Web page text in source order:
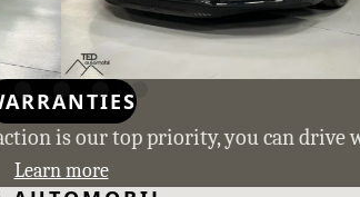
is our top priority, you can drive
Learn more